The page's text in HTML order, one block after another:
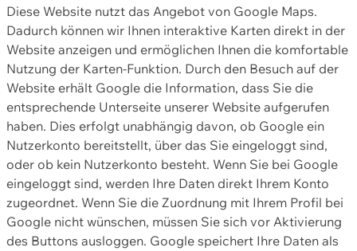
Diese Website nutzt das Angebot von Google Maps.
Dadurch können wir Ihnen interaktive Karten direkt in der
Website anzeigen und ermöglichen Ihnen die komfortable
Nutzung der Karten-Funktion. Durch den Besuch auf der
Website erhält Google die Information, dass Sie die
entsprechende Unterseite unserer Website aufgerufen
haben. Dies erfolgt unabhängig davon, ob Google ein
Nutzerkonto bereitstellt, über das Sie eingeloggt sind,
oder ob kein Nutzerkonto besteht. Wenn Sie bei Google
eingeloggt sind, werden Ihre Daten direkt Ihrem Konto
zugeordnet. Wenn Sie die Zuordnung mit Ihrem Profil bei
Google nicht wünschen, müssen Sie sich vor Aktivierung
des Buttons ausloggen. Google speichert Ihre Daten als